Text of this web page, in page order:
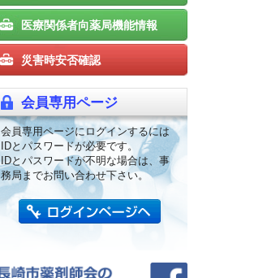
医療関係者向薬局機能情報
災害時安否確認
会員専用ページ
会員専用ページにログインするには
IDとパスワードが必要です。
IDとパスワードが不明な場合は、事
務局までお問い合わせ下さい。